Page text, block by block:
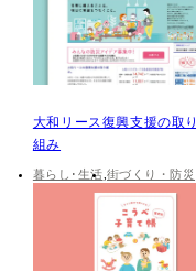
大和リース復興支援の取り
組み
暮らし･生活 街づくり・防災